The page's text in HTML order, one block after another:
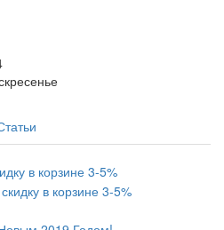
в корзине 3-5%